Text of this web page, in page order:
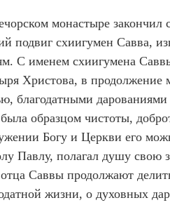
монастыре закончил
подвиг схиигумен Савва,
С именем схиигумена
Христова, в продолжение
благодатными
образцом чистоты,
Богу и Церкви его
Павлу, полагал душу свою
Саввы продолжают
жизни, о духовных